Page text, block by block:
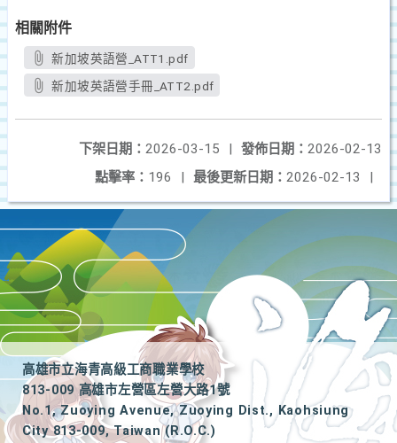
相關附件
新加坡英語營_ATT1.pdf
新加坡英語營手冊_ATT2.pdf
發佈日期： 2026-02-13
下架日期： 2026-03-15
|
最後更新日期： 2026-02-13 |
點擊率： 196 |
高雄市立海青高級工商職業學校
813-009 高雄市左營區左營大路1號
No.1, Zuoying Avenue, Zuoying Dist., Kaohsiung
City 813-009, Taiwan (R.O.C.)